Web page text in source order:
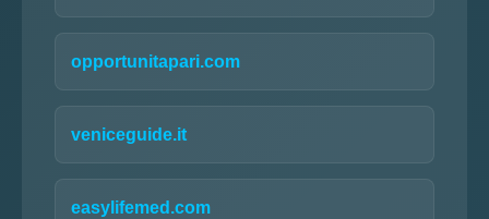
opportunitapari.com
veniceguide.it
easylifemed.com